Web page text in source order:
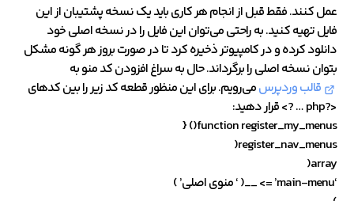
عمل کنند. فقط قبل از انجام هر کاری باید یک نسخه پشتیبان از این
فایل تهیه کنید. به راحتی می‌توان این فایل را در نسخه اصلی خود
دانلود کرده و در کامپیوتر ذخیره کرد تا در صورت بروز هر گونه مشکل
بتوان نسخه اصلی را برگرداند. حال به سراغ افزودن کد منو به
قالب وردپرسمی‌رویم. برای این منظور قطعه کد زیر را بین کدهای
<?php … ?> قرار دهید:
function register_my_menus() {
register_nav_menus(
array(
‘main-menu’ => __( ‘ منوی اصلی’ )